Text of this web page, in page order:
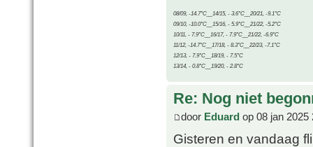
08/09, -14.7°C__14/15, - 3.6°C__20/21, -9.1°C
09/10, -10.0°C__15/16, - 5.9°C__21/22, -5.2°C
10/11, - 7.9°C__16/17, - 7.9°C__21/22, -6.9°C
11/12, -14.7°C__17/18, - 8.3°C__22/23, -7.1°C
12/13, - 7.9°C__18/19, - 7.5°C
13/14, - 0.8°C__19/20, - 2.8°C
Re: Nog niet
door Eduard op 08 jan 2025
Gisteren en vandaag